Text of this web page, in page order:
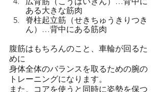
ある大きな筋肉
脊柱起立筋（せきちゅうきりつき
ん）…背中にある筋肉
腹筋はもちろんのこと、車輪が回るた
めに
身体全体のバランスを取るための腕の
トレーニングになります。
また、コアを使うと同時に姿勢を保つ